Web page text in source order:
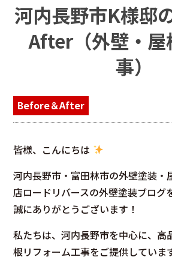
河内長野市K様邸
After（外壁・屋
事）
Before＆After
皆様、こんにちは
河内長野市・富田林市の外壁塗装・
店ロードリバースの外壁塗装ブログ
誠にありがとうございます！
私たちは、河内長野市を中心に、高
根リフォーム工事をご提供していま